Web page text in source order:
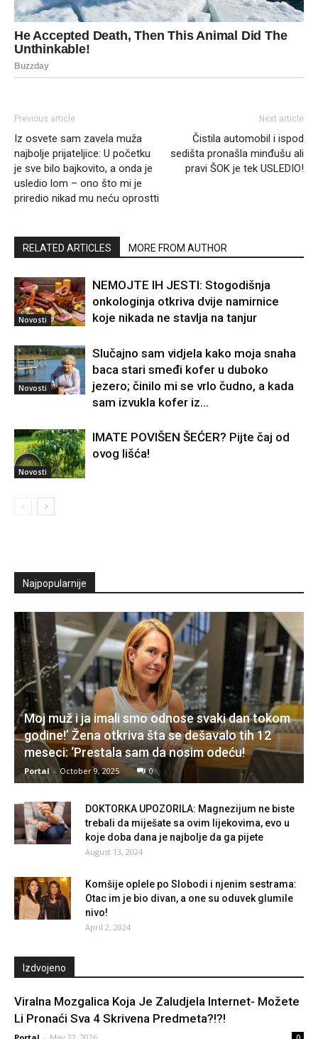
Previous article
Iz osvete sam zavela muža
najbolje prijateljice: U početku
je sve bilo bajkovito, a onda je
usledio lom – ono što mi je
priredio nikad mu neću oprostti
Next article
Čistila automobil i ispod
sedišta pronašla minđušu ali
pravi ŠOK je tek USLEDIO!
RELATED ARTICLES MORE FROM AUTHOR
Novosti
NEMOJTE IH JESTI: Stogodišnja
onkologinja otkriva dvije namirnice
koje nikada ne stavlja na tanjur
Novosti
Slučajno sam vidjela kako moja snaha
baca stari smeđi kofer u duboko
jezero; činilo mi se vrlo čudno, a kada
sam izvukla kofer iz...
Novosti
IMATE POVIŠEN ŠEĆER? Pijte čaj od
ovog lišća!
Najpopularnije
Moj muž i ja imali smo odnose svaki dan tokom
godine!’ Žena otkriva šta se dešavalo tih 12
meseci: ‘Prestala sam da nosim odeću!
Portal - October 9, 2025 0
DOKTORKA UPOZORILA: Magnezijum ne biste
trebali da miješate sa ovim lijekovima, evo u
koje doba dana je najbolje da ga pijete
August 13, 2024
Komšije oplele po Slobodi i njenim sestrama:
Otac im je bio divan, a one su oduvek glumile
nivo!
April 2, 2024
Izdvojeno
Viralna Mozgalica Koja Je Zaludjela Internet- Možete
Li Pronaći Sva 4 Skrivena Predmeta?!?!
Portal - May 22, 2026